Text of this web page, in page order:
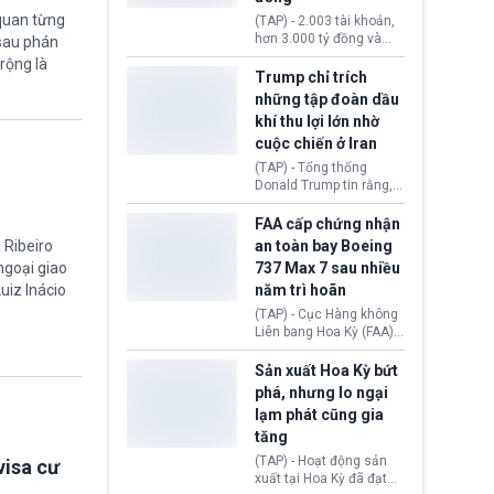
từng
phán
là
giao
Inácio
cư
khiến công dân Trung
Quốc đối mặt lệnh cấm
xuất cảnh kéo dài tới 3
năm. Trong khi đó, người
nước ngoài sử dụng giấy
tờ giả có nguy cơ bị từ
chối nhập cảnh hoặc
cấm vào Trung Quốc tới
5 năm.
(TAP) - 2.003 tài khoản,
hơn 3.000 tỷ đồng và
một đường dây đánh
bạc xuyên quốc gia vận
hành 24/24 giờ vừa bị
Công an TP. Hải Phòng
(Việt Nam) bóc gỡ.
Trump chỉ trích
những tập đoàn dầu
khí thu lợi lớn nhờ
cuộc chiến ở Iran
(TAP) - Tổng thống
Donald Trump tin rằng, 2
tập đoàn dầu khí
ExxonMobil và Chevron
đã thu về lợi nhuận quá
lớn nhờ giá dầu tăng
mạnh suốt thời gian Hoa
Kỳ xảy ra xung đột ở
Iran. Trên cơ sở đó, lãnh
đạo Nhà Trắng kêu gọi
các doanh nghiệp cần
giảm giá bán cho người
tiêu dùng.
FAA cấp chứng nhận
an toàn bay Boeing
737 Max 7 sau nhiều
năm trì hoãn
(TAP) - Cục Hàng không
Liên bang Hoa Kỳ (FAA)
vừa chính thức cấp
chứng nhận an toàn bay
cho Boeing 737 Max 7,
mẫu máy bay nhỏ nhất
trong dòng 737 Max
thuộc Boeing
Commercial Airplanes
(Boeing). Động thái này
chính thức khép lại gần
Sản xuất Hoa Kỳ bứt
phá, nhưng lo ngại
lạm phát cũng gia
tăng
(TAP) - Hoạt động sản
xuất tại Hoa Kỳ đã đạt